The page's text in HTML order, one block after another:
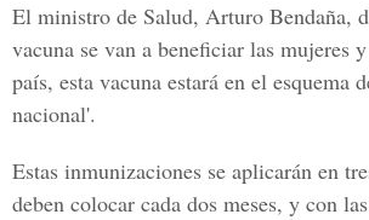
El ministro de Salud, Arturo Bendaña,
vacuna se van a beneficiar las mujeres
país, esta vacuna estará en el esquema
nacional'.
Estas inmunizaciones se aplicarán en
deben colocar cada dos meses, y con